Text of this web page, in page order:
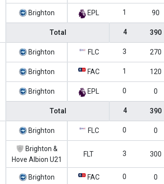
Brighton EPL 1 90
Total 4 390
Brighton FLC 3 270
Brighton FAC 1 120
Brighton EPL 0 0
Total 4 390
Brighton FLC 0 0
Brighton &
Hove Albion U21
FLT 3 300
Brighton FAC 0 0